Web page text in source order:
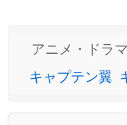
アニメ・ドラ
キャプテン翼